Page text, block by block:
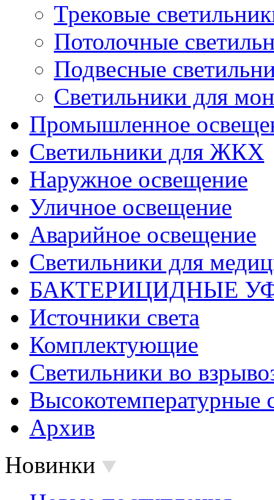
Трековые
Потолочные
Подвесные
Светильники для
Промышленное
Светильники для ЖКХ
Наружное освещение
Уличное освещение
Аварийное освещение
Светильники для
БАКТЕРИЦИДНЫЕ
Источники света
Комплектующие
Светильники во
Высокотемпературные
Архив
Новинки